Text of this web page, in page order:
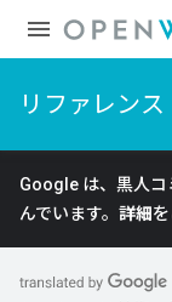
リファレンス
Google は、黒人コ
んでいます。 詳細